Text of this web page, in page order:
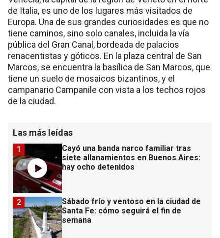
de Italia, es uno de los lugares más visitados de
Europa. Una de sus grandes curiosidades es que no
tiene caminos, sino solo canales, incluida la vía
pública del Gran Canal, bordeada de palacios
renacentistas y góticos. En la plaza central de San
Marcos, se encuentra la basílica de San Marcos, que
tiene un suelo de mosaicos bizantinos, y el
campanario Campanile con vista a los techos rojos
de la ciudad.
Las más leídas
Cayó una banda narco familiar tras
siete allanamientos en Buenos Aires:
hay ocho detenidos
1
Sábado frío y ventoso en la ciudad de
Santa Fe: cómo seguirá el fin de
semana
2